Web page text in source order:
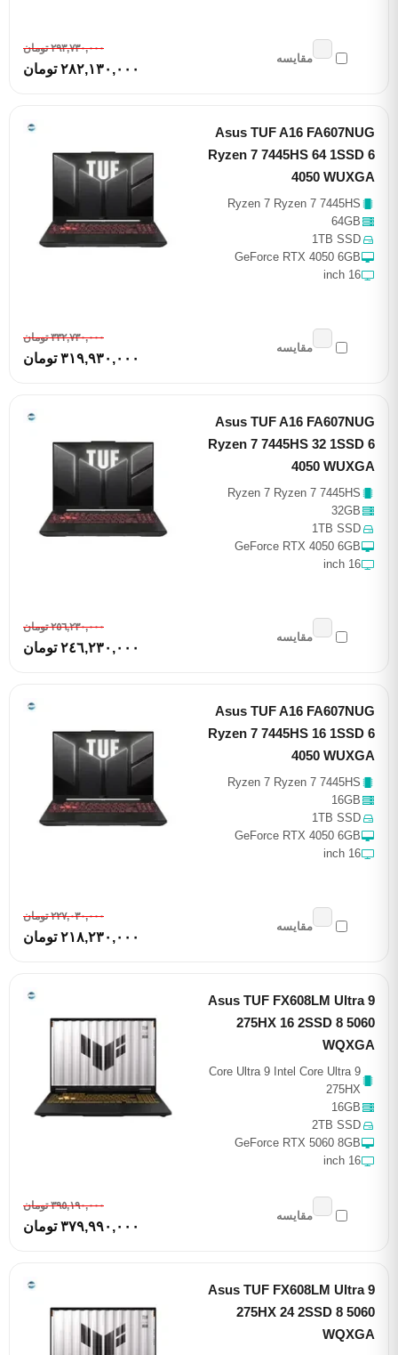
٢٩٣,٧٣٠,٠٠٠ تومان
٢٨٢,١٣٠,٠٠٠ تومان
مقایسه
Asus TUF A16 FA607NUG
Ryzen 7 7445HS 64 1SSD 6
4050 WUXGA
Ryzen 7 Ryzen 7 7445HS
64GB
1TB SSD
GeForce RTX 4050 6GB
16 inch
٣٣٢,٧٣٠,٠٠٠ تومان
٣١٩,٩٣٠,٠٠٠ تومان
مقایسه
Asus TUF A16 FA607NUG
Ryzen 7 7445HS 32 1SSD 6
4050 WUXGA
Ryzen 7 Ryzen 7 7445HS
32GB
1TB SSD
GeForce RTX 4050 6GB
16 inch
٢٥٦,٢٣٠,٠٠٠ تومان
٢٤٦,٢٣٠,٠٠٠ تومان
مقایسه
Asus TUF A16 FA607NUG
Ryzen 7 7445HS 16 1SSD 6
4050 WUXGA
Ryzen 7 Ryzen 7 7445HS
16GB
1TB SSD
GeForce RTX 4050 6GB
16 inch
٢٢٧,٠٣٠,٠٠٠ تومان
٢١٨,٢٣٠,٠٠٠ تومان
مقایسه
Asus TUF FX608LM Ultra 9
275HX 16 2SSD 8 5060
WQXGA
Core Ultra 9 Intel Core Ultra 9
275HX
16GB
2TB SSD
GeForce RTX 5060 8GB
16 inch
٣٩٥,١٩٠,٠٠٠ تومان
٣٧٩,٩٩٠,٠٠٠ تومان
مقایسه
Asus TUF FX608LM Ultra 9
275HX 24 2SSD 8 5060
WQXGA